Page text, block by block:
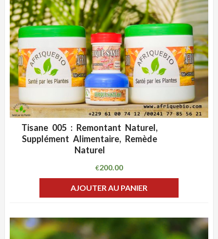
CLIQUEZ POUR VOIR
ADD WISHLIST
Tisane 005 : Remontant Naturel,
Supplément Alimentaire, Remède
Naturel
€200.00
AJOUTER AU PANIER